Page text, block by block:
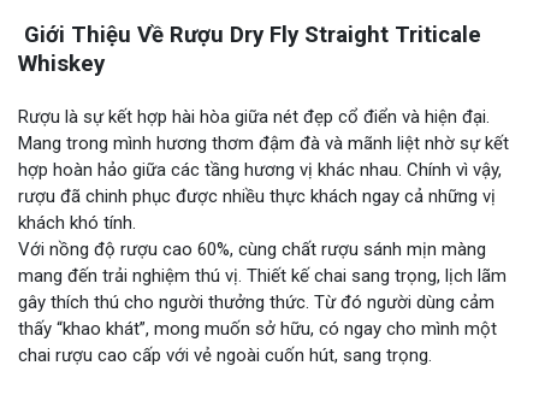
Giới Thiệu Về Rượu Dry Fly Straight Triticale
Whiskey
Rượu là sự kết hợp hài hòa giữa nét đẹp cổ điển và hiện đại.
Mang trong mình hương thơm đậm đà và mãnh liệt nhờ sự kết
hợp hoàn hảo giữa các tầng hương vị khác nhau. Chính vì vậy,
rượu đã chinh phục được nhiều thực khách ngay cả những vị
khách khó tính.
Với nồng độ rượu cao 60%, cùng chất rượu sánh mịn màng
mang đến trải nghiệm thú vị. Thiết kế chai sang trọng, lịch lãm
gây thích thú cho người thưởng thức. Từ đó người dùng cảm
thấy “khao khát”, mong muốn sở hữu, có ngay cho mình một
chai rượu cao cấp với vẻ ngoài cuốn hút, sang trọng.